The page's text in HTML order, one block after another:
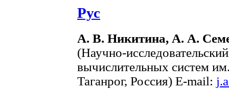
Рус
А. В. Никитина, А. А.
(Научно-
вычислительных систем
Таганрог, Россия) E-mail: